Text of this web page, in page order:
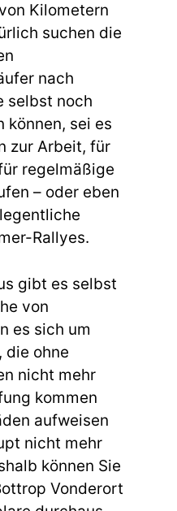
Kilometern
suchen die
nach
selbst noch
können, sei es
zur Arbeit, für
regelmäßige
– oder eben
Rallyes.
gibt es selbst
von
es sich um
die ohne
nicht mehr
kommen
aufweisen
nicht mehr
können Sie
Vonderort